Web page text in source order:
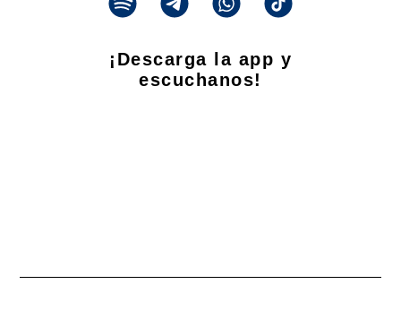
¡Descarga la app y
escuchanos!